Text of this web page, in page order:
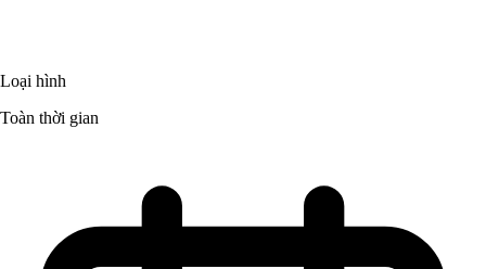
Loại hình
Toàn thời gian